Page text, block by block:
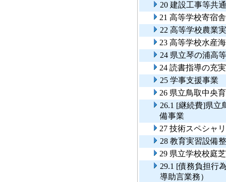
20 建設工事等共
21 高等学校寄宿
22 高等学校農業
23 高等学校水産
24 県立琴の浦高
24 読書指導の充
25 学事支援事業
26 県立鳥取中央
26.1 [継続費]県立
備事業
27 技術スペシャ
28 教育実習設備
29 県立学校校庭
29.1 [債務負担行
導助言業務）